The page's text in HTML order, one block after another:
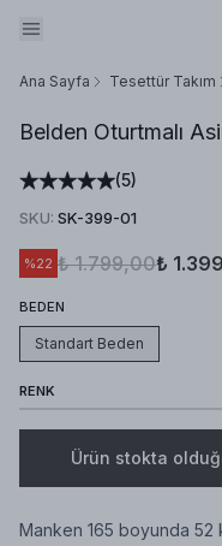
Ana Sayfa Tesettür Takım
Belden Oturtmalı
(5)
SKU: SK-399-01
%22 ₺ 1.799,00₺
BEDEN
Standart Beden
RENK
Ürün stokta
Manken 165 boyunda 52